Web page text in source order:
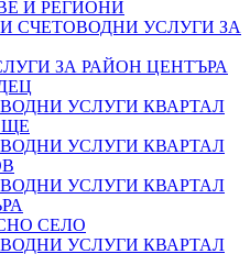
И РЕГИОНИ
СЧЕТОВОДНИ УСЛУГИ ЗА
ЗА РАЙОН ЦЕНТЪРА
УСЛУГИ КВАРТАЛ
УСЛУГИ КВАРТАЛ
УСЛУГИ КВАРТАЛ
СЕЛО
УСЛУГИ КВАРТАЛ